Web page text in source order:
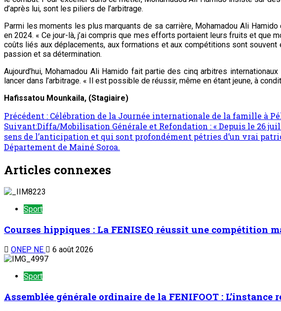
d’après lui, sont les piliers de l’arbitrage.
Parmi les moments les plus marquants de sa carrière, Mohamadou Ali
en 2024. « Ce jour-là, j’ai compris que mes efforts portaient leurs fruits et que
coûts liés aux déplacements, aux formations et aux compétitions sont
passion et sa détermination.
Aujourd’hui, Mohamadou Ali Hamido fait partie des cinq arbitres
lancer dans l’arbitrage. « Il est possible de réussir, même en étant jeune, à
Hafissatou Mounkaila, (Stagiaire)
Précédent : Célébration de la Journée internationale de la famille à
Suivant:Diffa/Mobilisation Générale et Refondation : « Depuis le 26
sens de l’anticipation et qui sont profondément pétries d’un vrai
Département de Mainé Soroa.
Articles connexes
Sport
Courses hippiques : La FENISEQ réussit une compétition
ONEP NE 6 août 2026
Sport
Assemblée générale ordinaire de la FENIFOOT :